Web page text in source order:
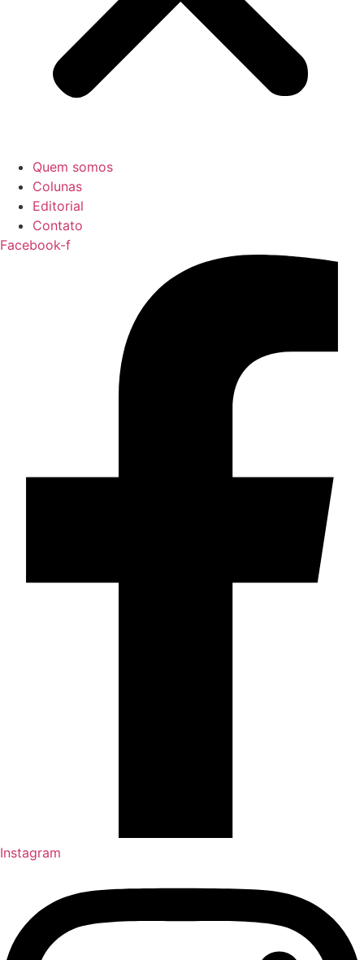
Quem somos
Colunas
Editorial
Contato
Facebook-f
Instagram